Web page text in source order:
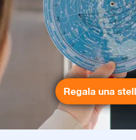
Regala una